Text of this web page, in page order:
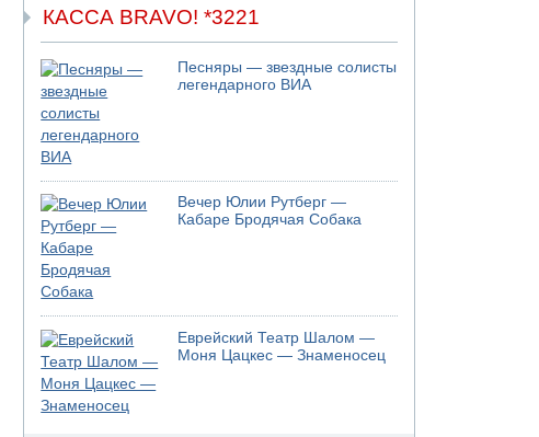
06.08.2026 08:45
Взрыв в Северном Тель-Авиве
Украинская атака на российский НПЗ
Израиль провел испытания системы
противоракетной обороны "Хец"
МАДА призывает израильтян срочно сдавать
кровь
Бывший посол Израиля в ООН Гилад Эрдан
объявит в четверг о создании новой
политической партии
На севере Израиля на берег выбросило тело
05.08.2026 13:32
В России горят новые склады
КАССА BRAVO! *3221
Песняры — звездные солисты
легендарного ВИА
Вечер Юлии Рутберг —
Кабаре Бродячая Собака
Еврейский Театр Шалом —
Моня Цацкес — Знаменосец